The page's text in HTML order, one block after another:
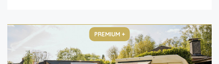
PREMIUM +